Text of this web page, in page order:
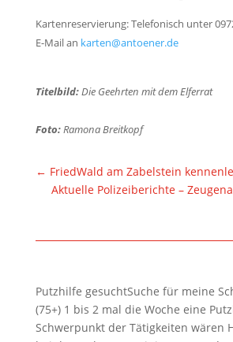
Kartenreservierung: Telefonisch unter
E-Mail an karten@antoener.de
Titelbild:Die Geehrten mit dem Elferrat
Foto:Ramona Breitkopf
← FriedWald am Zabelstein
Aktuelle Polizeiberichte –
Putzhilfe gesuchtSuche für meine
(75+) 1 bis 2 mal die Woche eine
Schwerpunkt der Tätigkeiten wären